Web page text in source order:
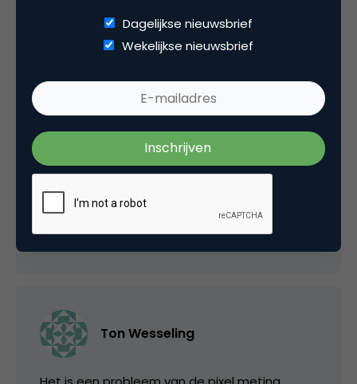
een beetje kort door de bocht hoor. De
problemen die hier geschetst worden zijn al
een jaar of 10 bekend…
27 januari 2011 om 11:09
Ton Wesseling
Dagelijkse nieuwsbrief
Wekelijkse nieuwsbrief